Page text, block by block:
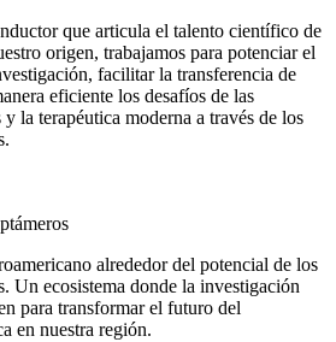
que articula el talento científico de
origen, trabajamos para potenciar el
facilitar la transferencia de
eficiente los desafíos de las
y la terapéutica moderna a través de los
alrededor del potencial de los
Un ecosistema donde la investigación
para transformar el futuro del
en nuestra región.